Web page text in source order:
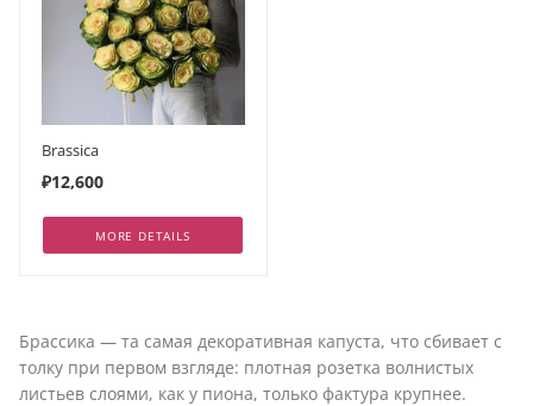
Brassica
₽12,600
MORE DETAILS
Брассика — та самая декоративная капуста, что сбивает с
толку при первом взгляде: плотная розетка волнистых
листьев слоями, как у пиона, только фактура крупнее.